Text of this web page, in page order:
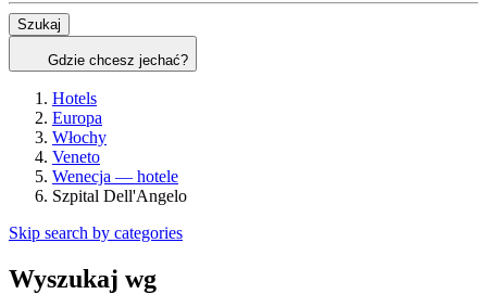
Szukaj
Gdzie chcesz jechać?
Hotels
Europa
Włochy
Veneto
Wenecja — hotele
Szpital Dell'Angelo
Skip search by categories
Wyszukaj wg